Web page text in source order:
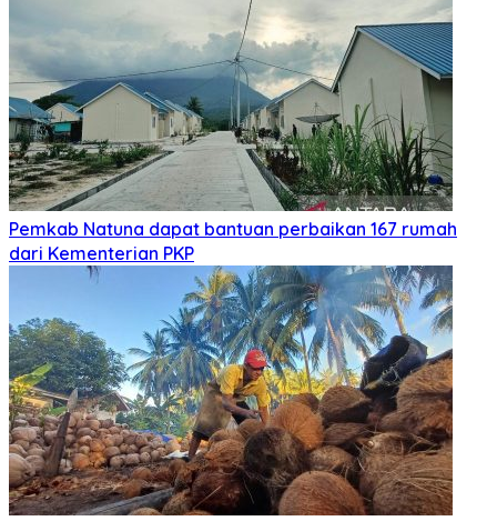
Pemkab Natuna dapat bantuan perbaikan 167 rumah
dari Kementerian PKP